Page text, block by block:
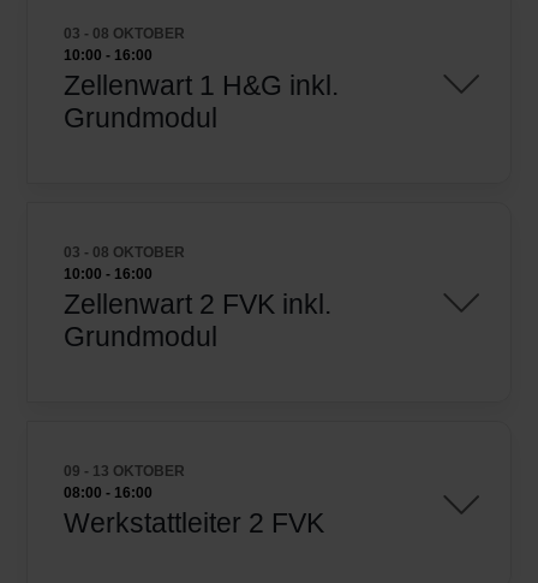
03 - 08 OKTOBER
10:00 - 16:00
Zellenwart 1 H&G inkl.
Grundmodul
03 - 08 OKTOBER
10:00 - 16:00
Zellenwart 2 FVK inkl.
Grundmodul
09 - 13 OKTOBER
08:00 - 16:00
Werkstattleiter 2 FVK